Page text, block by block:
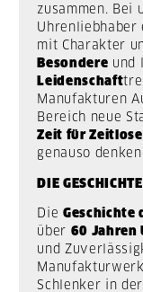
zusammen. Bei
Uhrenliebhaber
mit Charakter
Besondere und
Leidenschaft
Manufakturen
Bereich neue
Zeit für
genauso
DIE
Die Geschichte
über 60 Jahren
und
Schlenker in der